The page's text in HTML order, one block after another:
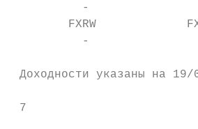
-
FXRW
-
Доходности указаны на 19/
7